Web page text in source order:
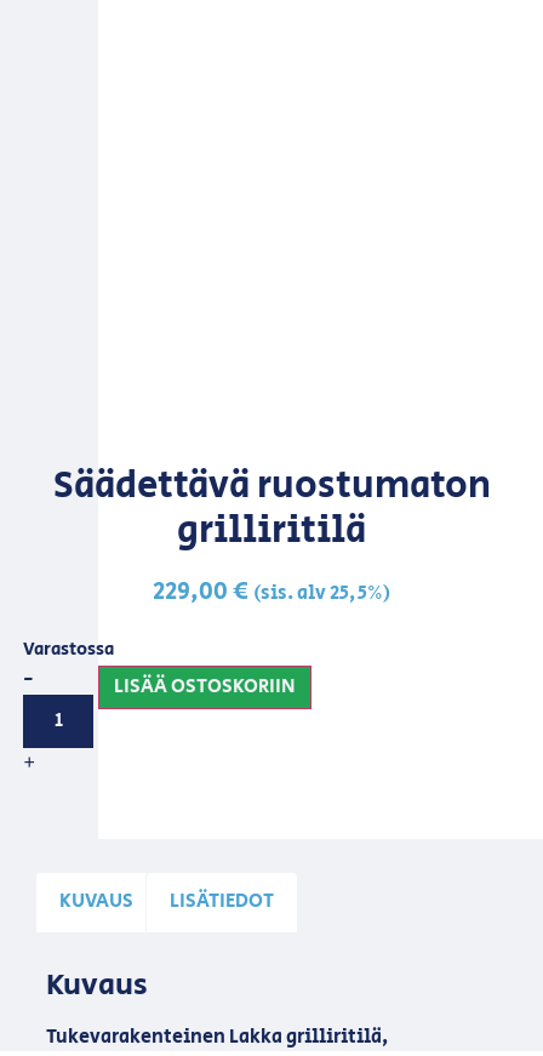
Säädettävä ruostumaton
grilliritilä
229,00€ (sis. alv 25,5%)
Varastossa
-
+
LISÄÄ OSTOSKORIIN
KUVAUS LISÄTIEDOT
Kuvaus
Tukevarakenteinen Lakka grilliritilä,